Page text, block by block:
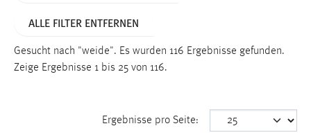
ALLE FILTER ENTFERNEN
Gesucht nach "weide". Es wurden 116 Ergebnisse gefunden.
Zeige Ergebnisse 1 bis 25 von 116.
Ergebnisse pro Seite:
Name:
Dieser Cookie speichert die ausgewählten Einverständnis-